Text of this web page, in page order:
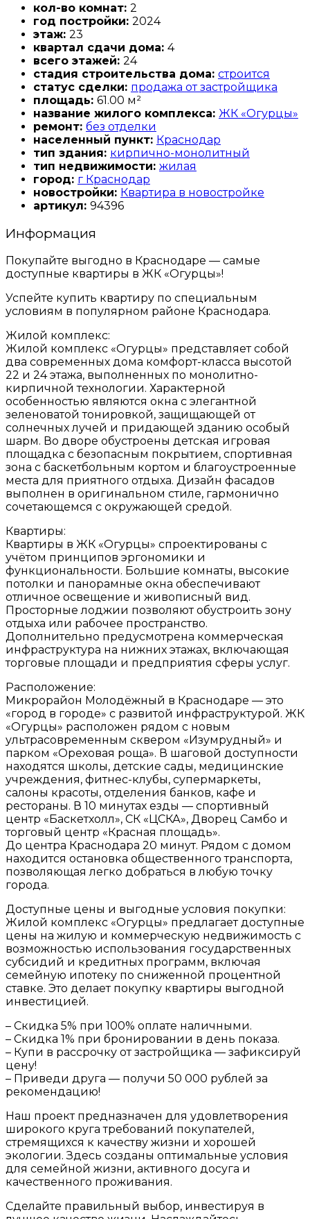
кол-во комнат: 2
год постройки: 2024
этаж: 23
квартал сдачи дома: 4
всего этажей: 24
стадия строительства дома: строится
статус сделки: продажа от застройщика
площадь: 61.00 м²
название жилого комплекса: ЖК «Огурцы»
ремонт: без отделки
населенный пункт: Краснодар
тип здания: кирпично-монолитный
тип недвижимости: жилая
город: г Краснодар
новостройки: Квартира в новостройке
артикул: 94396
Информация
Покупайте выгодно в Краснодаре — самые
доступные квартиры в ЖК «Огурцы»!
Успейте купить квартиру по специальным
условиям в популярном районе Краснодара.
Жилой комплекс:
Жилой комплекс «Огурцы» представляет собой
два современных дома комфорт-класса высотой
22 и 24 этажа, выполненных по монолитно-
кирпичной технологии. Характерной
особенностью являются окна с элегантной
зеленоватой тонировкой, защищающей от
солнечных лучей и придающей зданию особый
шарм. Во дворе обустроены детская игровая
площадка с безопасным покрытием, спортивная
зона с баскетбольным кортом и благоустроенные
места для приятного отдыха. Дизайн фасадов
выполнен в оригинальном стиле, гармонично
сочетающемся с окружающей средой.
Квартиры:
Квартиры в ЖК «Огурцы» спроектированы с
учётом принципов эргономики и
функциональности. Большие комнаты, высокие
потолки и панорамные окна обеспечивают
отличное освещение и живописный вид.
Просторные лоджии позволяют обустроить зону
отдыха или рабочее пространство.
Дополнительно предусмотрена коммерческая
инфраструктура на нижних этажах, включающая
торговые площади и предприятия сферы услуг.
Расположение:
Микрорайон Молодёжный в Краснодаре — это
«город в городе» с развитой инфраструктурой. ЖК
«Огурцы» расположен рядом с новым
ультрасовременным сквером «Изумрудный» и
парком «Ореховая роща». В шаговой доступности
находятся школы, детские сады, медицинские
учреждения, фитнес-клубы, супермаркеты,
салоны красоты, отделения банков, кафе и
рестораны. В 10 минутах езды — спортивный
центр «Баскетхолл», СК «ЦСКА», Дворец Самбо и
торговый центр «Красная площадь».
До центра Краснодара 20 минут. Рядом с домом
находится остановка общественного транспорта,
позволяющая легко добраться в любую точку
города.
Доступные цены и выгодные условия покупки:
Жилой комплекс «Огурцы» предлагает доступные
цены на жилую и коммерческую недвижимость с
возможностью использования государственных
субсидий и кредитных программ, включая
семейную ипотеку по сниженной процентной
ставке. Это делает покупку квартиры выгодной
инвестицией.
– Скидка 5% при 100% оплате наличными.
– Скидка 1% при бронировании в день показа.
– Купи в рассрочку от застройщика — зафиксируй
цену!
– Приведи друга — получи 50 000 рублей за
рекомендацию!
Наш проект предназначен для удовлетворения
широкого круга требований покупателей,
стремящихся к качеству жизни и хорошей
экологии. Здесь созданы оптимальные условия
для семейной жизни, активного досуга и
качественного проживания.
Сделайте правильный выбор, инвестируя в